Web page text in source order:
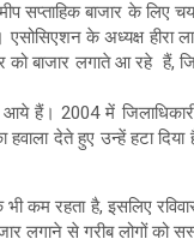
सप्ताहिक बाजार के
के अध्यक्ष हीरा
को बाजार लगाते आ रहे हैं,
हैं। 2004 में
देते हुए उन्हें हटा
कम रहता है, इसलिए
से गरीब लोगों को